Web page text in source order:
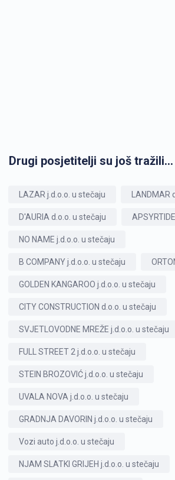
Drugi posjetitelji su još tražili...
LAZAR j.d.o.o. u stečaju LANDMAR
D'AURIA d.o.o. u stečaju
NO NAME j.d.o.o. u stečaju
B COMPANY j.d.o.o. u stečaju
GOLDEN KANGAROO j.d.o.o. u stečaju
CITY CONSTRUCTION d.o.o. u stečaju
SVJETLOVODNE MREŽE j.d.o.o. u stečaju
FULL STREET 2 j.d.o.o. u stečaju
STEIN BROZOVIĆ j.d.o.o. u stečaju
UVALA NOVA j.d.o.o. u stečaju
GRADNJA DAVORIN j.d.o.o. u stečaju
Vozi auto j.d.o.o. u stečaju
NJAM SLATKI GRIJEH j.d.o.o. u stečaju